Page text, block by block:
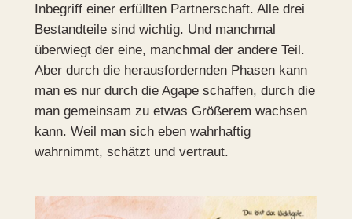
Inbegriff einer erfüllten Partnerschaft. Alle drei
Bestandteile sind wichtig. Und manchmal
überwiegt der eine, manchmal der andere Teil.
Aber durch die herausfordernden Phasen kann
man es nur durch die Agape schaffen, durch die
man gemeinsam zu etwas Größerem wachsen
kann. Weil man sich eben wahrhaftig
wahrnimmt, schätzt und vertraut.